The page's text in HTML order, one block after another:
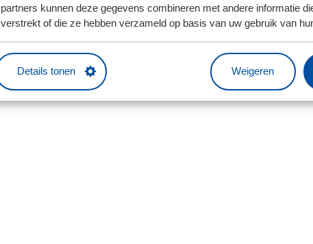
partners kunnen deze gegevens combineren met andere informatie
verstrekt of die ze hebben verzameld op basis van uw gebruik van
Details tonen Weigeren